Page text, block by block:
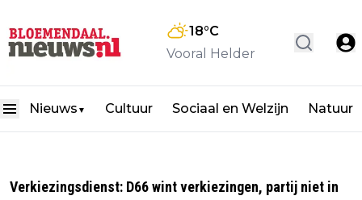
18°C
Vooral Helder
Nieuws ▼ Cultuur Sociaal en Welzijn Natuur
Verkiezingsdienst: D66 wint verkiezingen, partij niet in